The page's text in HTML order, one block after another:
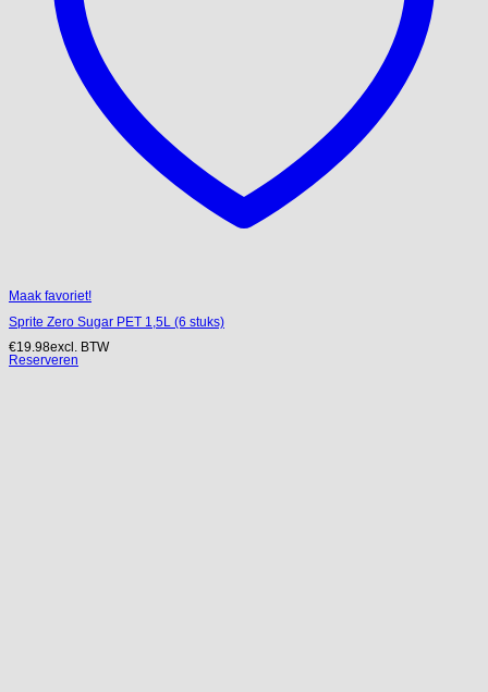
Maak favoriet!
Sprite Zero Sugar PET 1,5L (6 stuks)
€19.98excl. BTW
Reserveren